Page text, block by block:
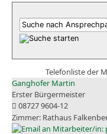
Telefonliste der
Ganghofer Martin
Erster Bürgermeister
08727 9604-12
Rathaus